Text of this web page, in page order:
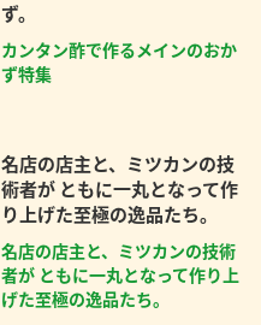
ず。
カンタン酢で作るメインのおか
ず特集
名店の店主と、ミツカンの技
術者が ともに一丸となって作
り上げた至極の逸品たち。
名店の店主と、ミツカンの技術
者が ともに一丸となって作り上
げた至極の逸品たち。